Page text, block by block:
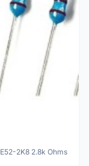
2K8 2.8k Ohms